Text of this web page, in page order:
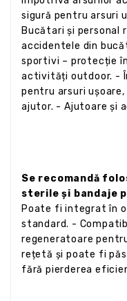
sigură pentru arsuri
Bucătari și personal
accidentele din
sportivi – protecție
activități outdoor. -
pentru arsuri
ajutor. - Ajutoare și
Se recomandă
sterile și bandaje
Poate fi integrat în
standard. -
regeneratoare
rețetă și poate fi
fără pierderea